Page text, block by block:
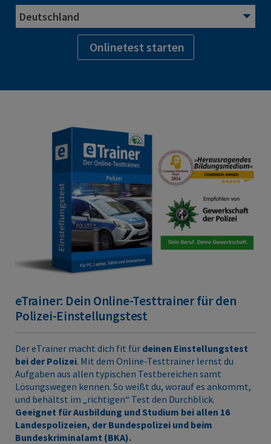
Onlinetest starten
eTrainer: Dein Online-Testtrainer für den
Polizei-Einstellungstest
Der eTrainer macht dich fit für deinen Einstellungstest
bei der Polizei. Mit dem Online-Testtrainer lernst du
Aufgaben aus allen typischen Testbereichen samt
Lösungswegen kennen. So weißt du, worauf es ankommt,
und behältst im „richtigen“ Test den Durchblick.
Geeignet für Ausbildung und Studium bei allen 16
Landespolizeien, der Bundespolizei und beim
Bundeskriminalamt (BKA).